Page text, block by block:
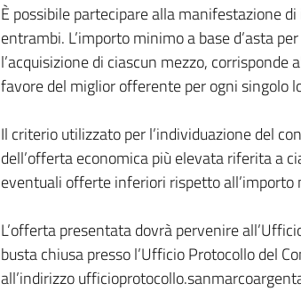
È possibile partecipare alla manifestazione
entrambi. L’importo minimo a base d’asta
l’acquisizione di ciascun mezzo, corrisponde
favore del miglior offerente per ogni singolo
Il criterio utilizzato per l’individuazione del
dell’offerta economica più elevata riferita a
eventuali offerte inferiori rispetto all’importo
L’offerta presentata dovrà pervenire
busta chiusa presso l’Ufficio Protocollo del
all’indirizzo